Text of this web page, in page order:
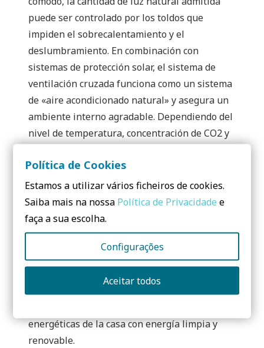
puede ser controlado por los toldos que
impiden el sobrecalentamiento y el
deslumbramiento. En combinación con
sistemas de protección solar, el sistema de
ventilación cruzada funciona como un sistema
de «aire acondicionado natural» y asegura un
ambiente interno agradable. Dependiendo del
nivel de temperatura, concentración de CO2 y
energía solar abre y cierra automáticamente
las claraboyas, asegurando la calidad del aire
interior.
En la nueva extensión de la casa están la sala
de estar, la cocina y un área técnica,
incorporando en la azotea los colectores
solares para producción de agua caliente y
energéticas de la casa con energía limpia y
renovable.
Política de Cookies
Estamos a utilizar vários ficheiros de cookies.
Saiba mais na nossa Política de Privacidade e
faça a sua escolha.
Configurações
Aceitar todos